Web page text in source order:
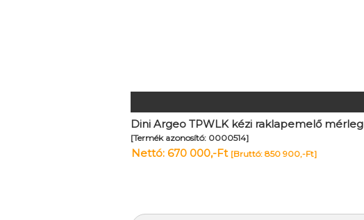
Dini Argeo TPWLK kézi raklapemelő mérleg
[Termék azonosító: 0000514]
Nettó: 670 000,-Ft [Bruttó: 850 900,-Ft]